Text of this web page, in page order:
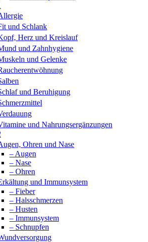
und Schlank
Herz und Kreislauf
und Zahnhygiene
und Gelenke
und Beruhigung
und Nahrungsergänzungen
Ohren und Nase
– Augen
– Nase
– Ohren
und Immunsystem
– Fieber
– Halsschmerzen
– Husten
– Immunsystem
– Schnupfen